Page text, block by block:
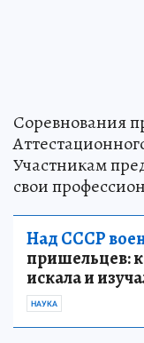
Соревнования
Участникам
свои
Над СССР
пришельцев:
искала и
НАУКА